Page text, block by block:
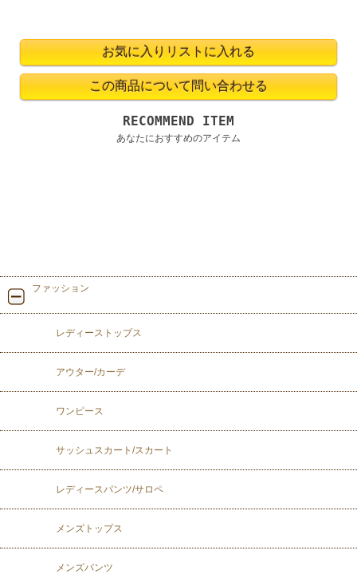
RECOMMEND ITEM
あなたにおすすめのアイテム
ファッション
レディーストップス
アウター/カーデ
ワンピース
サッシュスカート/スカート
レディースパンツ/サロペ
メンズトップス
メンズパンツ